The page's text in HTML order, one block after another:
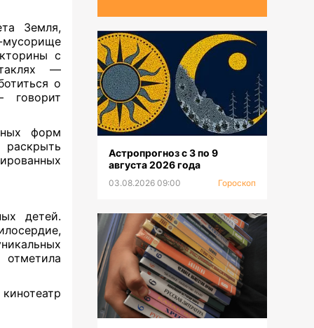
Земля,
мусорище
с
—
о
говорит
форм
раскрыть
детей.
Астропрогноз с 3 по 9
августа 2026 года
03.08.2026 09:00 Гороскоп